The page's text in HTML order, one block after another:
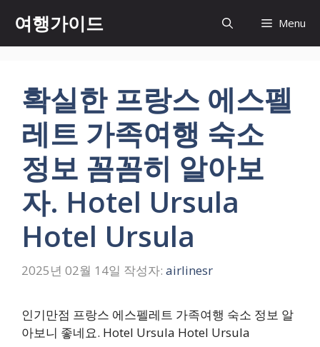
츠
여행가이드 Menu
확실한 프랑스 에스펠
레트 가족여행 숙소
정보 꼼꼼히 알아보
자. Hotel Ursula
Hotel Ursula
2025년 02월 14일 작성자: airlinesr
인기만점 프랑스 에스펠레트 가족여행 숙소 정보 알
아보니 좋네요. Hotel Ursula Hotel Ursula